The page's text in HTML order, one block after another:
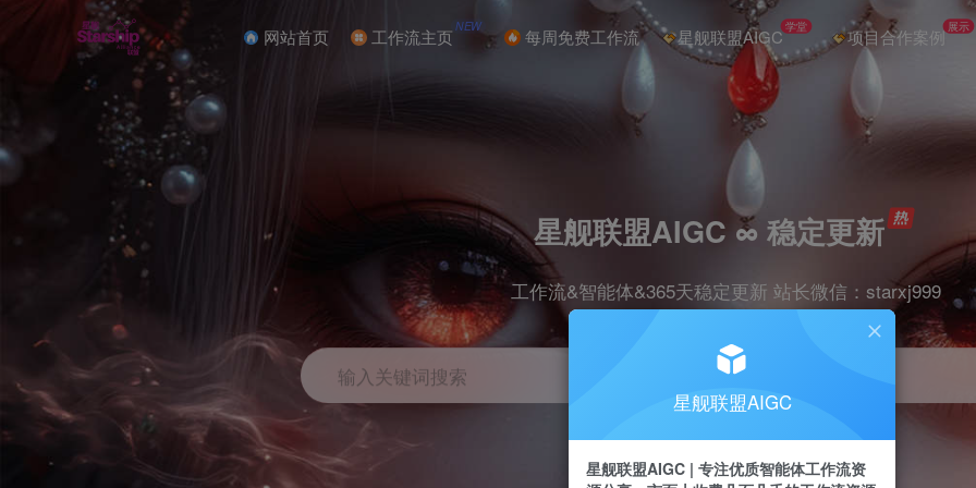
网站首页 工作流主页 NEW 每周免费工作流 星舰联盟AIGC学堂 项目合作案例 展示
星舰联盟AIGC ∞ 稳定更新
工作流&智能体&365天稳定更新 站长微信：starxj999
输入关键词搜索
星舰联盟AIGC
星舰联盟AIGC | 专注优质智能体工作流资